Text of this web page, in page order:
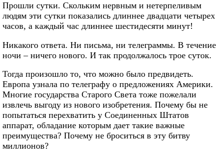
Прошли сутки. Скольким нервным и нетерпеливым
людям эти сутки показались длиннее двадцати четырех
часов, а каждый час длиннее шестидесяти минут!
Никакого ответа. Ни письма, ни телеграммы. В течение
ночи – ничего нового. И так продолжалось трое суток.
Тогда произошло то, что можно было предвидеть.
Европа узнала по телеграфу о предложениях Америки.
Многие государства Старого Света тоже пожелали
извлечь выгоду из нового изобретения. Почему бы не
попытаться перехватить у Соединенных Штатов
аппарат, обладание которым дает такие важные
преимущества? Почему не броситься в эту битву
миллионов?